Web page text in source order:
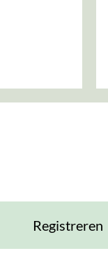
Registreren